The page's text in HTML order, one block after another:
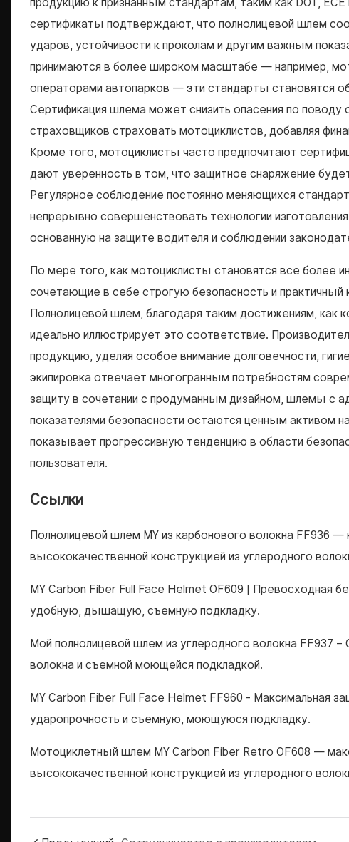
продукцию к признанным стандартам, таким как DOT,
сертификаты подтверждают, что полнолицевой шлем
ударов, устойчивости к проколам и другим важным
принимаются в более широком масштабе — например,
операторами автопарков — эти стандарты становятся
Сертификация шлема может снизить опасения по
страховщиков страховать мотоциклистов, добавляя
Кроме того, мотоциклисты часто предпочитают
дают уверенность в том, что защитное снаряжение
Регулярное соблюдение постоянно меняющихся
непрерывно совершенствовать технологии
основанную на защите водителя и соблюдении
По мере того, как мотоциклисты становятся все
сочетающие в себе строгую безопасность и
Полнолицевой шлем, благодаря таким достижениям, как
идеально иллюстрирует это соответствие.
продукцию, уделяя особое внимание долговечности,
экипировка отвечает многогранным потребностям
защиту в сочетании с продуманным дизайном, шлемы с
показателями безопасности остаются ценным активом
показывает прогрессивную тенденцию в области
пользователя.
Ссылки
Полнолицевой шлем MY из карбонового волокна FF936
высококачественной конструкцией из углеродного
MY Carbon Fiber Full Face Helmet OF609 | Превосходная
удобную, дышащую, съемную подкладку.
Мой полнолицевой шлем из углеродного волокна FF937 –
волокна и съемной моющейся подкладкой.
MY Carbon Fiber Full Face Helmet FF960 - Максимальная
ударопрочность и съемную, моющуюся подкладку.
Мотоциклетный шлем MY Carbon Fiber Retro OF608 —
высококачественной конструкцией из углеродного